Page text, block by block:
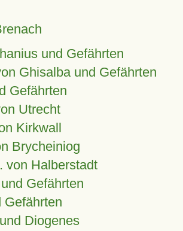
und Gefährten
Ghisalba und Gefährten
Gefährten
Utrecht
Kirkwall
Brycheiniog
von Halberstadt
Gefährten
Gefährten
Diogenes